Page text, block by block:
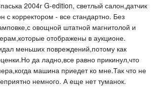
2004г G-edition, светлый салон,датчик
с корректором - все стандартно. Без
овощной штатной магнитолой и
отображены в аукционе.
меньших повреждений,потому как
да ладно,все равно прикинул,что
машина приедет ко мне.Так что не
немного. А еще нет туманок.